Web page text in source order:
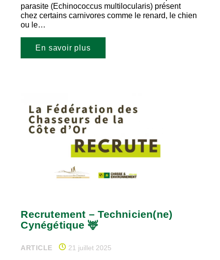
parasite (Echinococcus multilocularis) présent
chez certains carnivores comme le renard, le chien
ou le…
En savoir plus
Recrutement – Technicien(ne)
Cynégétique 🦌
ARTICLE 21 juillet 2025